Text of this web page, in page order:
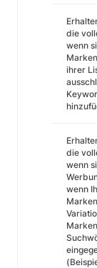
die
wenn
ihrer
die
wenn
wenn